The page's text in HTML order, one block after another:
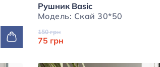
Рушник Basic
Модель: Скай 30*50
150 грн
75 грн